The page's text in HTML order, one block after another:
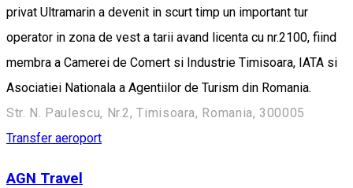
privat Ultramarin a devenit in scurt timp un important tur
operator in zona de vest a tarii avand licenta cu nr.2100, fiind
membra a Camerei de Comert si Industrie Timisoara, IATA si
Asociatiei Nationala a Agentiilor de Turism din Romania.
Str. N. Paulescu, Nr.2, Timisoara, Romania, 300005
Transfer aeroport
AGN Travel